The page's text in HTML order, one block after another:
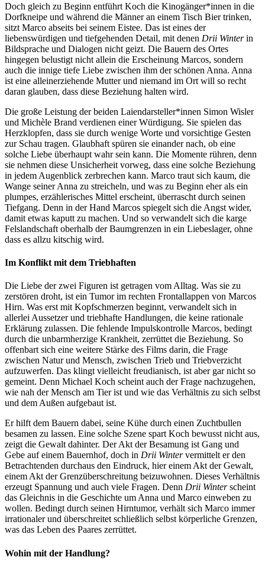
Doch gleich zu Beginn entführt Koch die Kinogänger*innen in die
Dorfkneipe und während die Männer an einem Tisch Bier trinken,
sitzt Marco abseits bei seinem Eistee. Das ist eines der
liebenswürdigen und tiefgehenden Detail, mit denen Drii Winterin
Bildsprache und Dialogen nicht geizt. Die Bauern des Ortes
hingegen belustigt nicht allein die Erscheinung Marcos, sondern
auch die innige tiefe Liebe zwischen ihm der schönen Anna. Anna
ist eine alleinerziehende Mutter und niemand im Ort will so recht
daran glauben, dass diese Beziehung halten wird.
Die große Leistung der beiden Laiendarsteller*innen Simon Wisler
und Michèle Brand verdienen einer Würdigung. Sie spielen das
Herzklopfen, dass sie durch wenige Worte und vorsichtige Gesten
zur Schau tragen. Glaubhaft spüren sie einander nach, ob eine
solche Liebe überhaupt wahr sein kann. Die Momente rühren, denn
sie nehmen diese Unsicherheit vorweg, dass eine solche Beziehung
in jedem Augenblick zerbrechen kann. Marco traut sich kaum, die
Wange seiner Anna zu streicheln, und was zu Beginn eher als ein
plumpes, erzählerisches Mittel erscheint, überrascht durch seinen
Tiefgang. Denn in der Hand Marcos spiegelt sich die Angst wider,
damit etwas kaputt zu machen. Und so verwandelt sich die karge
Felslandschaft oberhalb der Baumgrenzen in ein Liebeslager, ohne
dass es allzu kitschig wird.
Im Konflikt mit dem Triebhaften
Die Liebe der zwei Figuren ist getragen vom Alltag. Was sie zu
zerstören droht, ist ein Tumor im rechten Frontallappen von Marcos
Hirn. Was erst mit Kopfschmerzen beginnt, verwandelt sich in
allerlei Aussetzer und triebhafte Handlungen, die keine rationale
Erklärung zulassen. Die fehlende Impulskontrolle Marcos, bedingt
durch die unbarmherzige Krankheit, zerrüttet die Beziehung. So
offenbart sich eine weitere Stärke des Films darin, die Frage
zwischen Natur und Mensch, zwischen Trieb und Triebverzicht
aufzuwerfen. Das klingt vielleicht freudianisch, ist aber gar nicht so
gemeint. Denn Michael Koch scheint auch der Frage nachzugehen,
wie nah der Mensch am Tier ist und wie das Verhältnis zu sich selbst
und dem Außen aufgebaut ist.
Er hilft dem Bauern dabei, seine Kühe durch einen Zuchtbullen
besamen zu lassen. Eine solche Szene spart Koch bewusst nicht aus,
zeigt die Gewalt dahinter. Der Akt der Besamung ist Gang und
Gebe auf einem Bauernhof, doch in Drii Wintervermittelt er den
Betrachtenden durchaus den Eindruck, hier einem Akt der Gewalt,
einem Akt der Grenzüberschreitung beizuwohnen. Dieses Verhältnis
erzeugt Spannung und auch viele Fragen. Denn Drii Winterscheint
das Gleichnis in die Geschichte um Anna und Marco einweben zu
wollen. Bedingt durch seinen Hirntumor, verhält sich Marco immer
irrationaler und überschreitet schließlich selbst körperliche Grenzen,
was das Leben des Paares zerrüttet.
Wohin mit der Handlung?